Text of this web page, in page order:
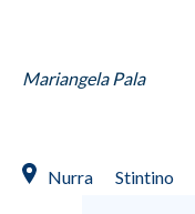
Mariangela Pala
Nurra Stintino